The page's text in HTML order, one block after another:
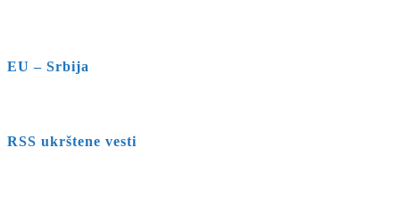
EU – Srbija
RSS ukrštene vesti